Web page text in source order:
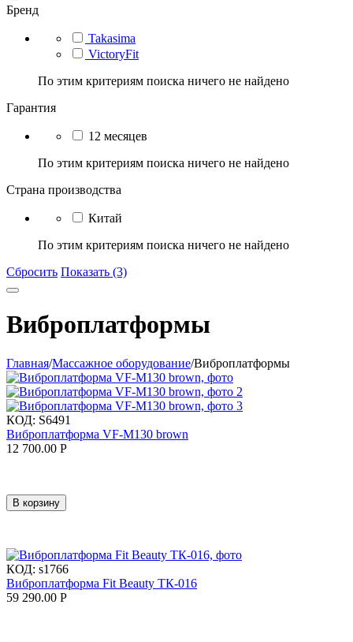
Бренд
Takasima
VictoryFit
По этим критериям поиска ничего не найдено
Гарантия
12 месяцев
По этим критериям поиска ничего не найдено
Страна производства
Китай
По этим критериям поиска ничего не найдено
Сбросить Показать (3)
Виброплатформы
Главная/Массажное оборудование/Виброплатформы
КОД: S6491
Виброплатформа VF-M130 brown
12 700.00 Р
В корзину
КОД: s1766
Виброплатформа Fit Beauty ТК-016
59 290.00 Р